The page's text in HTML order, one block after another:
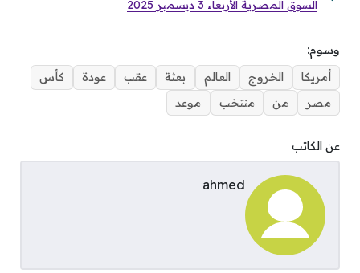
السوق المصرية الأربعاء 3 ديسمبر 2025
وسوم:
أمريكا
الخروج العالم بعثة عقب عودة
كأس
مصر
من منتخب موعد
عن الكاتب
ahmed